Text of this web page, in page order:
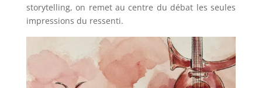
storytelling, on remet au centre du débat les seules
impressions du ressenti.